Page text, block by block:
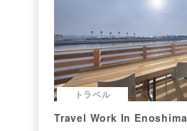
トラベル
Travel Work In Enoshima